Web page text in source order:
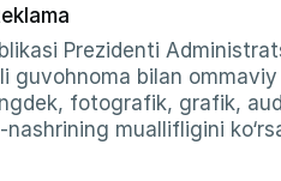
Prezidenti
guvohnoma bilan
fotografik, grafik,
muallifligini